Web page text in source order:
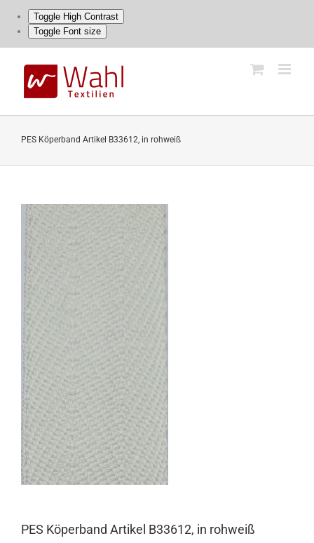
Toggle High Contrast
Toggle Font size
content
PES Köperband Artikel B33612, in rohweiß
PES Köperband Artikel B33612, in rohweiß